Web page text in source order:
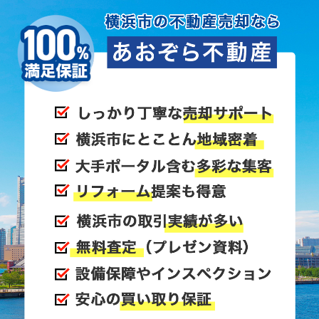
た。
「メンバーの方なら力になってくれるのでは？」
と考えネットで検索してみると、そのバイクチーム
のホームページを発見。
そこから代表の方にアポをとり、今回の事情を説明
すると、
なんとこのバイクチーム、実は息子様が立ち上げた
チームだったということが分かりました。
代表の方によると、生前、息子様は非常に面倒見の